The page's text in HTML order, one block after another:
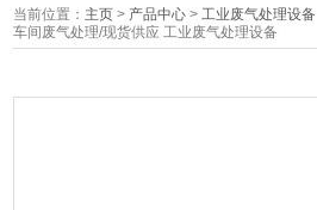
当前位置： 主页 > 产品中心 >工业废气处理设备
车间废气处理/现货供应 工业废气处理设备